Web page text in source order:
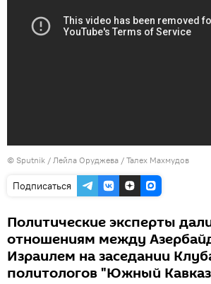
© Sputnik / Лейла Оруджева / Талех Махмудов
Подписаться
Политические эксперты
отношениям между
Израилем на заседании
политологов "Южный